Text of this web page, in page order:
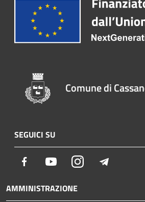
Comune di
SEGUICI SU
Facebook YoutubeInstagram
AMMINISTRAZIONE